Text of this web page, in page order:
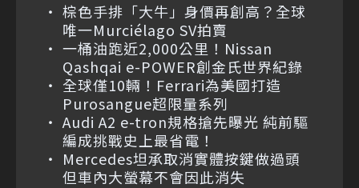
棕色手排「大牛」身價再創高？全球
唯一Murciélago SV拍賣
一桶油跑近2,000公里！Nissan
Qashqai e-POWER創金氏世界紀錄
全球僅10輛！Ferrari為美國打造
Purosangue超限量系列
Audi A2 e-tron規格搶先曝光 純前驅
編成挑戰史上最省電！
Mercedes坦承取消實體按鍵做過頭
但車內大螢幕不會因此消失